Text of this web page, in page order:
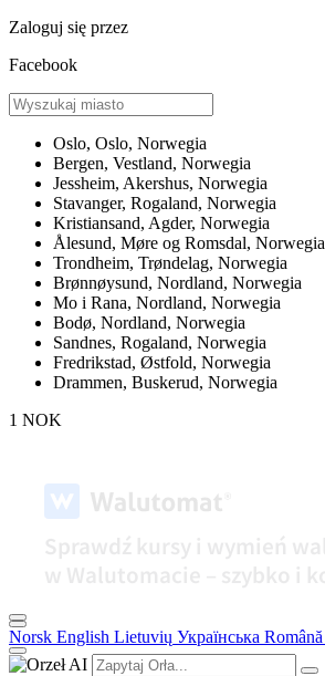
Zaloguj się przez
Facebook
Oslo, Oslo, Norwegia
Bergen, Vestland, Norwegia
Jessheim, Akershus, Norwegia
Stavanger, Rogaland, Norwegia
Kristiansand, Agder, Norwegia
Ålesund, Møre og Romsdal, Norwegia
Trondheim, Trøndelag, Norwegia
Brønnøysund, Nordland, Norwegia
Mo i Rana, Nordland, Norwegia
Bodø, Nordland, Norwegia
Sandnes, Rogaland, Norwegia
Fredrikstad, Østfold, Norwegia
Drammen, Buskerud, Norwegia
1 NOK
Norsk English Lietuvių Українська Română